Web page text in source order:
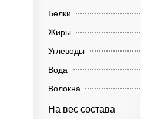
Белки
Жиры
Углеводы
Вода
Волокна
На вес состава